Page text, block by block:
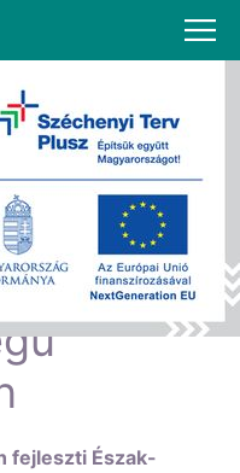
MVM
fejleszti Észak-